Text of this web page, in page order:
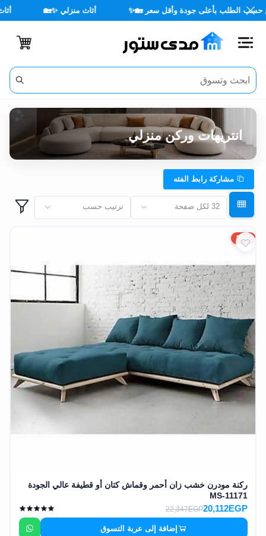
أثاث منزلي ✨🏡 أثاث مكتبي 💼✨ 🌳 أثاث خارجي ☀️🪑
اغلاق
الفئات
أثاث
مكتبي
أثاث
منزلي
وشواطئ
أثاث
كافيهات
ومطاعم
وفنادق
حواجز
مرورية
خزانات
أدوات
نظافة
انتريهات وركن منزلي
32 لكل صفحة ترتيب حسب
10%
ركنة مودرن خشب زان أحمر وقماش كتان أو قطيفة عالي الجودة
MS-11171
20,112EGP
22,347EGP
إضافة إلى عربة التسوق